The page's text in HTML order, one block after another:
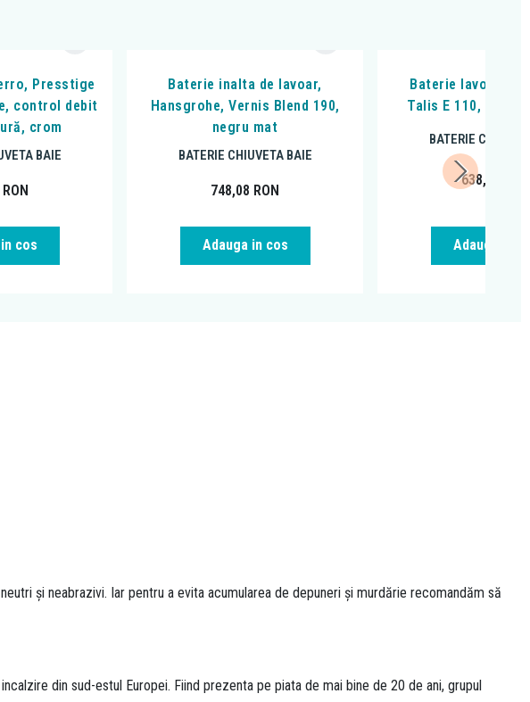
Presstige
control debit
crom
BAIE
RON
cos
Baterie inalta de lavoar,
Hansgrohe, Vernis Blend 190,
negru mat
BATERIE CHIUVETA BAIE
748,08 RON
Adauga in cos
Baterie lavoar,
Talis E 110, Cu
BATERIE
638,59
Adauga in
și neabrazivi. Iar pentru a evita acumularea de depuneri și murdărie recomandăm să
din sud-estul Europei. Fiind prezenta pe piata de mai bine de 20 de ani, grupul